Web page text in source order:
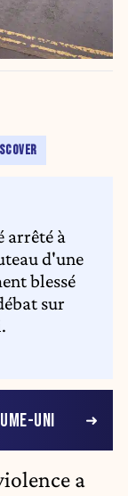
arrêté à
d'une
blessé
sur
UNI
a